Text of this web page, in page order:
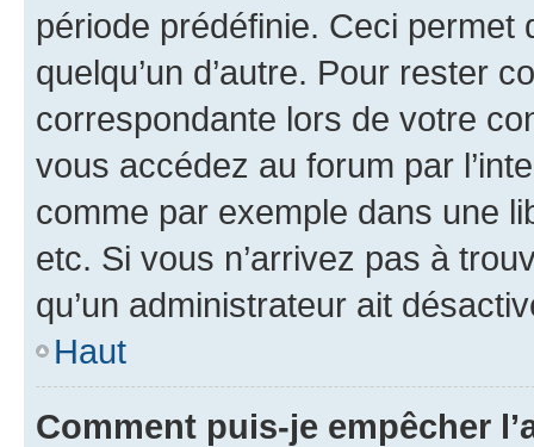
période prédéfinie. Ceci permet
quelqu’un d’autre. Pour rester
correspondante lors de votre
vous accédez au forum par
comme par exemple dans une
etc. Si vous n’arrivez pas à
qu’un administrateur ait
Haut
Comment puis-je empêcher